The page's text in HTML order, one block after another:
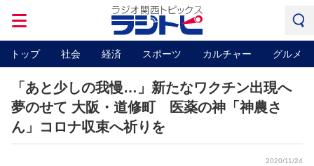
トップ 社会 経済 スポーツ カルチャー グルメ
「あと少しの我慢…」新たなワクチン出現へ
夢のせて 大阪・道修町 医薬の神「神農さ
ん」コロナ収束へ祈りを
2020/11/24